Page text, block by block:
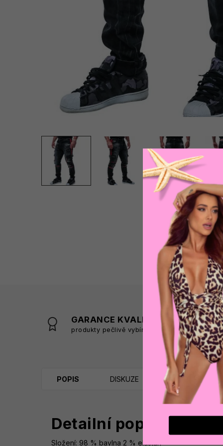
GARANCE KVALITY
produkty pečlivě vybíráme s
POPIS DISKUZE
Detailní popis
Složení: 98 % bavlna 2 % elastan